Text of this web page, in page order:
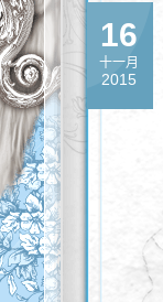
16
十一月
2015